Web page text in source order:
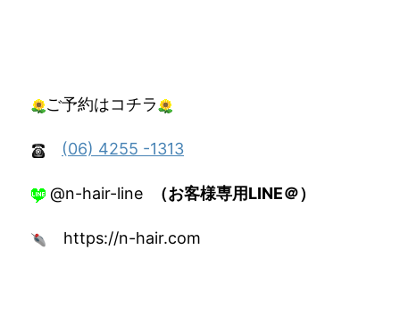
ご予約はコチラ
(06) 4255 -1313
@n-hair-line （お客様専用LINE＠）
https://n-hair.com